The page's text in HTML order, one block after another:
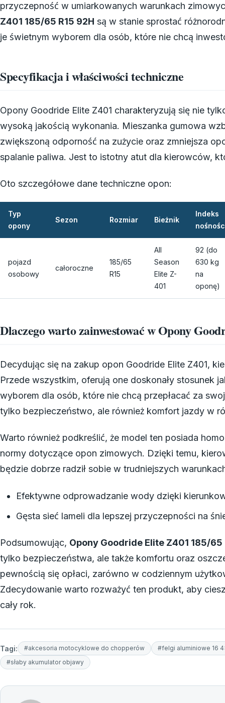
przyczepność w umiarkowanych warunkach
Z401 185/65 R15 92H są w stanie sprostać
je świetnym wyborem dla osób, które nie chcą
Specyfikacja i właściwości techniczne
Opony Goodride Elite Z401 charakteryzują się nie
wysoką jakością wykonania. Mieszanka gumowa
zwiększoną odporność na zużycie oraz zmniejsza
spalanie paliwa. Jest to istotny atut dla kierowców,
Oto szczegółowe dane techniczne opon:
Typ
opony
Sezon Rozmiar Bieżnik
Indeks
pojazd
osobowy
całoroczne
185/65
R15
All
Season
Elite Z-
401
92 (do
630 kg
na
oponę)
Dlaczego warto zainwestować w Opony
Decydując się na zakup opon Goodride Elite Z401,
Przede wszystkim, oferują one doskonały stosunek
wyborem dla osób, które nie chcą przepłacać za
tylko bezpieczeństwo, ale również komfort jazdy w
Warto również podkreślić, że model ten posiada
normy dotyczące opon zimowych. Dzięki temu,
będzie dobrze radził sobie w trudniejszych
Efektywne odprowadzanie wody dzięki
Gęsta sieć lameli dla lepszej przyczepności na
Podsumowując, Opony Goodride Elite Z401 185/65
tylko bezpieczeństwa, ale także komfortu oraz
pewnością się opłaci, zarówno w codziennym
Zdecydowanie warto rozważyć ten produkt, aby
cały rok.
Tagi: #akcesoria motocyklowe do chopperów
#felgi aluminiowe 16
#słaby akumulator objawy